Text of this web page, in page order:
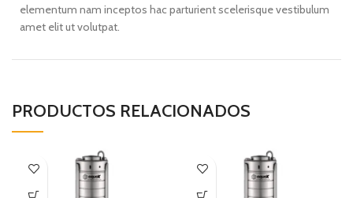
elementum nam inceptos hac parturient scelerisque vestibulum
amet elit ut volutpat.
PRODUCTOS RELACIONADOS